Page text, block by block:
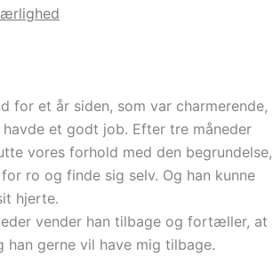
for et år siden, som var charmerende,
et godt job. Efter tre måneder
vores forhold med den begrundelse,
ro og finde sig selv. Og han kunne
hjerte.
vender han tilbage og fortæller, at
han gerne vil have mig tilbage.